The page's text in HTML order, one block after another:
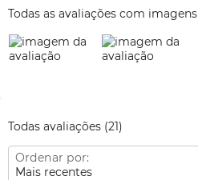
Todas as avaliações com imagens
Todas avaliações (21)
Ordenar por:
Mais recentes